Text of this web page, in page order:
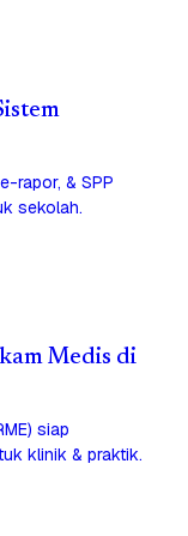
rapor, & SPP
sekolah.
Medis di
siap
klinik & praktik.